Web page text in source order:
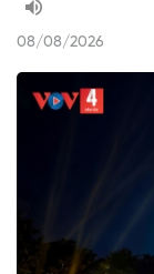
08/08/2026